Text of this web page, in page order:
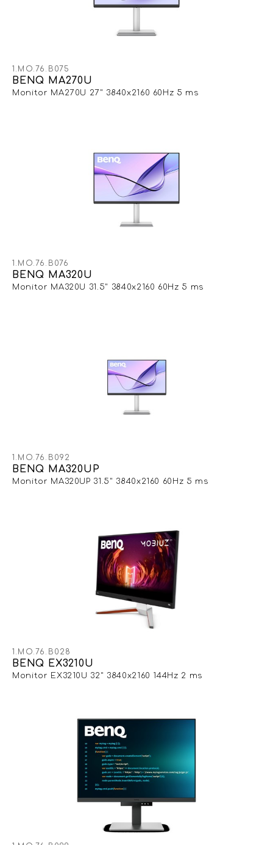
1.MO.76.B075
BENQ MA270U
Monitor MA270U 27" 3840x2160 60Hz 5 ms
1.MO.76.B076
BENQ MA320U
Monitor MA320U 31.5" 3840x2160 60Hz 5 ms
1.MO.76.B092
BENQ MA320UP
Monitor MA320UP 31.5" 3840x2160 60Hz 5 ms
1.MO.76.B028
BENQ EX3210U
Monitor EX3210U 32" 3840x2160 144Hz 2 ms